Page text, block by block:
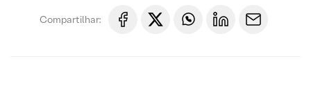
Compartilhar: